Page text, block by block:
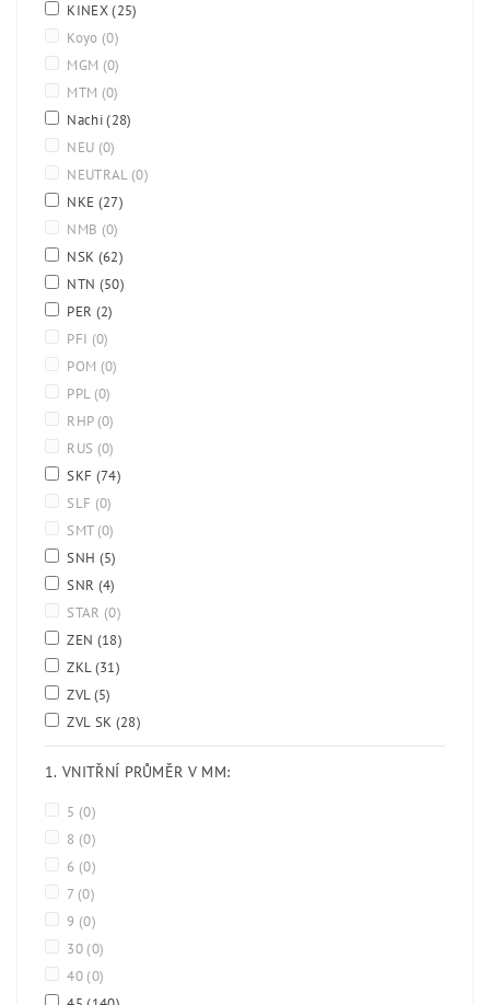
KINEX(25)
Koyo (0)
MGM (0)
MTM (0)
Nachi(28)
NEU (0)
NEUTRAL (0)
NKE (27)
NMB (0)
NSK (62)
NTN (50)
PER (2)
PFI (0)
POM (0)
PPL (0)
RHP (0)
RUS (0)
SKF (74)
SLF (0)
SMT (0)
SNH (5)
SNR (4)
STAR (0)
ZEN (18)
ZKL(31)
ZVL(5)
ZVL SK (28)
1. VNITŘNÍ PRŮMĚR V MM:
5 (0)
8 (0)
6 (0)
7 (0)
9 (0)
30 (0)
40 (0)